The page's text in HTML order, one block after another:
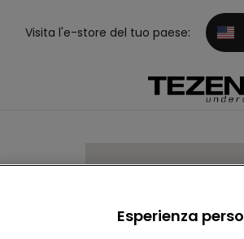
Visita l'e-store del tuo paese:
Esperienza